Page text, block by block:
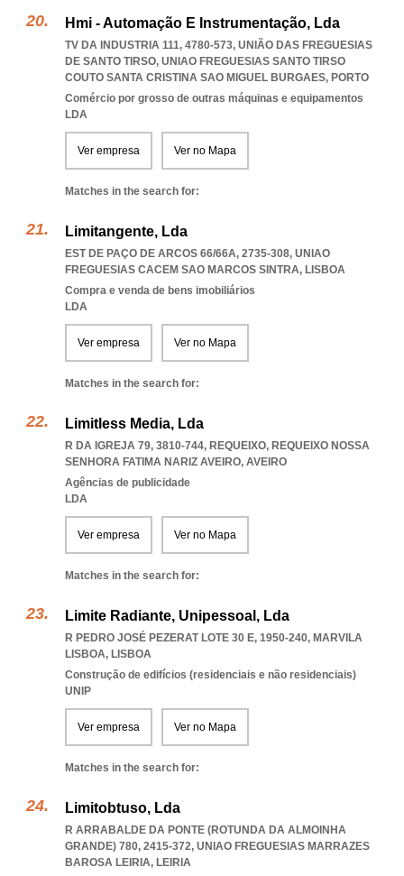
Hmi - Automação E Instrumentação, Lda
TV DA INDUSTRIA 111, 4780-573, UNIÃO DAS FREGUESIAS
DE SANTO TIRSO, UNIAO FREGUESIAS SANTO TIRSO
COUTO SANTA CRISTINA SAO MIGUEL BURGAES, PORTO
Comércio por grosso de outras máquinas e equipamentos
LDA
Ver empresa Ver no Mapa
Matches in the search for:
Limitangente, Lda
EST DE PAÇO DE ARCOS 66/66A, 2735-308, UNIAO
FREGUESIAS CACEM SAO MARCOS SINTRA, LISBOA
Compra e venda de bens imobiliários
LDA
Ver empresa Ver no Mapa
Matches in the search for:
Limitless Media, Lda
R DA IGREJA 79, 3810-744, REQUEIXO, REQUEIXO NOSSA
SENHORA FATIMA NARIZ AVEIRO, AVEIRO
Agências de publicidade
LDA
Ver empresa Ver no Mapa
Matches in the search for:
Limite Radiante, Unipessoal, Lda
R PEDRO JOSÉ PEZERAT LOTE 30 E, 1950-240, MARVILA
LISBOA, LISBOA
Construção de edifícios (residenciais e não residenciais)
UNIP
Ver empresa Ver no Mapa
Matches in the search for:
Limitobtuso, Lda
R ARRABALDE DA PONTE (ROTUNDA DA ALMOINHA
GRANDE) 780, 2415-372, UNIAO FREGUESIAS MARRAZES
BAROSA LEIRIA, LEIRIA